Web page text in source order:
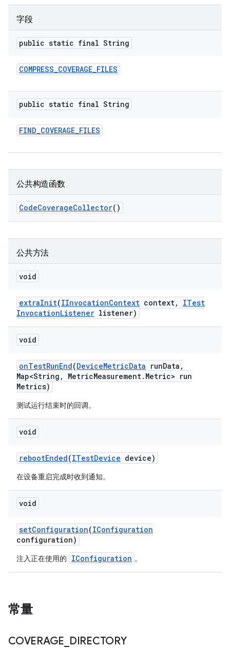
字段
public static final String
COMPRESS_COVERAGE_FILES
public static final String
FIND_COVERAGE_FILES
公共构造函数
CodeCoverageCollector()
公共方法
void
extraInit(IInvocationContext context,
ITest
InvocationListener listener)
void
onTestRunEnd(DeviceMetricData runData ,
Map<String , MetricMeasurement. Metric> run
Metrics)
测试运行结束时的回调。
void
rebootEnded(ITestDevice device)
在设备重启完成时收到通知。
void
setConfiguration(IConfiguration
configuration)
注入正在使用的 IConfiguration 。
常量
COVERAGE DIRECTORY